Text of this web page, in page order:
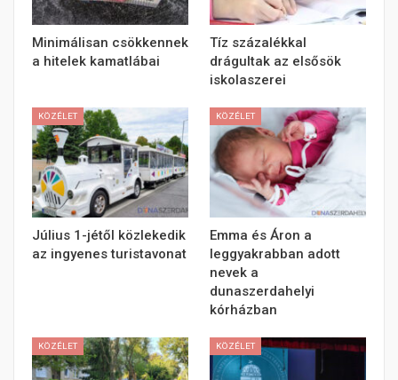
Minimálisan csökkennek
a hitelek kamatlábai
Tíz százalékkal
drágultak az elsősök
iskolaszerei
KÖZÉLET
Július 1-jétől közlekedik
az ingyenes turistavonat
KÖZÉLET
Emma és Áron a
leggyakrabban adott
nevek a
dunaszerdahelyi
kórházban
KÖZÉLET KÖZÉLET